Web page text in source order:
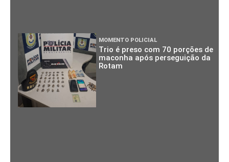
MOMENTO POLICIAL
Trio é preso com 70 porções de
maconha após perseguição da
Rotam